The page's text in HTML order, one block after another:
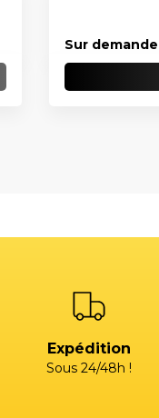
Sur demande
Expédition
Sous 24/48h !